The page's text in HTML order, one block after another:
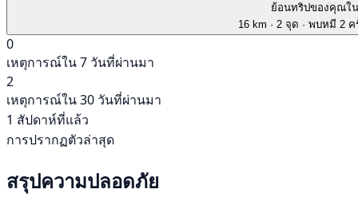
ย้อนทริปของคุณใ
16 km · 2 จุด · พบหมี 2
0
เหตุการณ์ใน 7 วันที่ผ่านมา
2
เหตุการณ์ใน 30 วันที่ผ่านมา
1 สัปดาห์ที่แล้ว
การปรากฏตัวล่าสุด
สรุปความปลอดภัย